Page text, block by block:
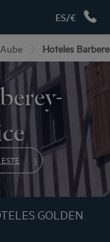
ES/€
Aube Hoteles
GOLDEN